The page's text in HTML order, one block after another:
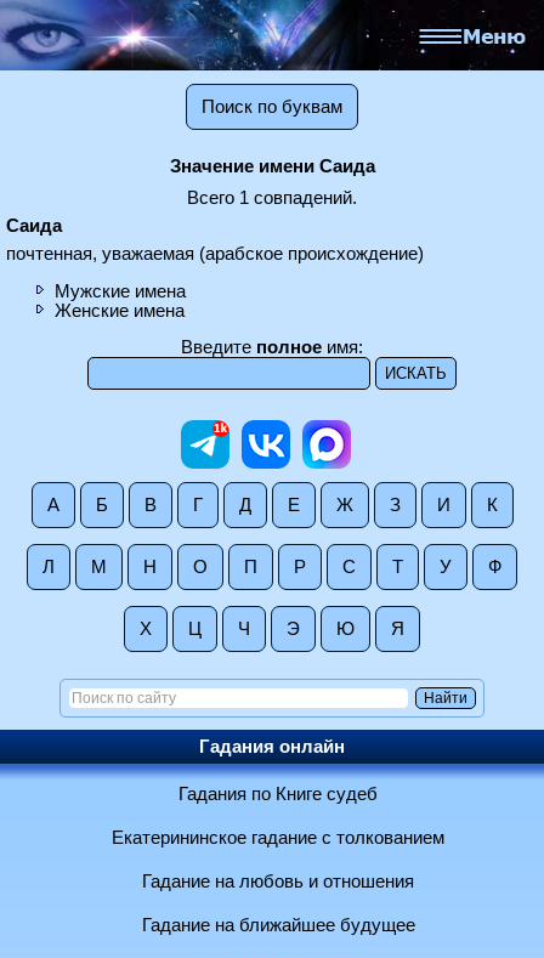
Поиск по буквам
Значение имени Саида
Всего 1 совпадений.
Саида
почтенная, уважаемая (арабское происхождение)
Мужские имена
Женские имена
Введите полное имя:
А Б В Г Д Е Ж З И К
Л М Н О П Р С Т У Ф
Х Ц Ч Э Ю Я
Гадания онлайн
Гадания по Книге судеб
Екатерининское гадание с толкованием
Гадание на любовь и отношения
Гадание на ближайшее будущее